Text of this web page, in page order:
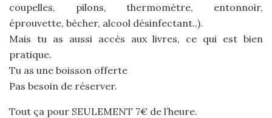
coupelles, pilons, thermomètre, entonnoir,
éprouvette, bécher, alcool désinfectant..).
Mais tu as aussi accès aux livres, ce qui est bien
pratique.
Tu as une boisson offerte
Pas besoin de réserver.
Tout ça pour SEULEMENT 7€ de l’heure.